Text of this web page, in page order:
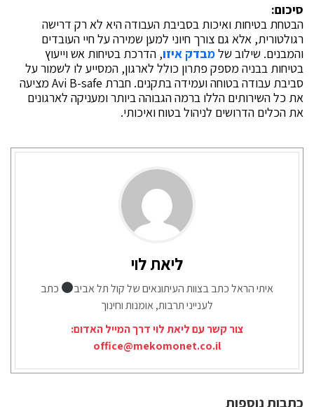
סיכום:
הבטחת בטיחות ואיכות בסביבת העבודה היא לא רק דרישה
רגולטורית, אלא גם צורך חיוני למען שמירה על חיי העובדים
והמבנים. שילוב שלמבדק איזו, הדרכת בטיחות אש וייעוץ
בטיחות בבניה מספק פתרון כולל לארגון, המסייע לו לשמור על
סביבת עבודה בטוחה ועמידה בתקנים. חברת Avi B-safe מציעה
את כל השירותים הללו ברמה הגבוהה ביותר ומעניקה לארגונים
את הכלים הדרושים לניהול בטוח ואיכותי.
ליאת לוי
איתי הראל כתב בצוות העיתונאים של קול תל אביב
כתב
לענייני תרבות, אומנות וחינוך
צור קשר עם ליאת לוי דרך המייל האדום:
office@mekomonet.co.il
כתבות נוספות